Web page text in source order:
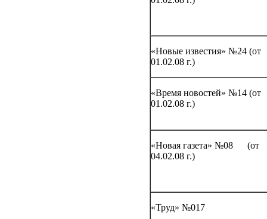
«Новые известия» №24 (от
01.02.08 г.)
«Время новостей» №14 (от
01.02.08 г.)
«Новая газета» №08 (от
04.02.08 г.)
«Труд» №017